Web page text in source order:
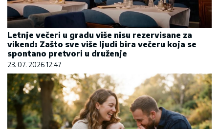
Letnje večeri u gradu više nisu rezervisane za
vikend: Zašto sve više ljudi bira večeru koja se
spontano pretvori u druženje
23. 07. 2026 12:47